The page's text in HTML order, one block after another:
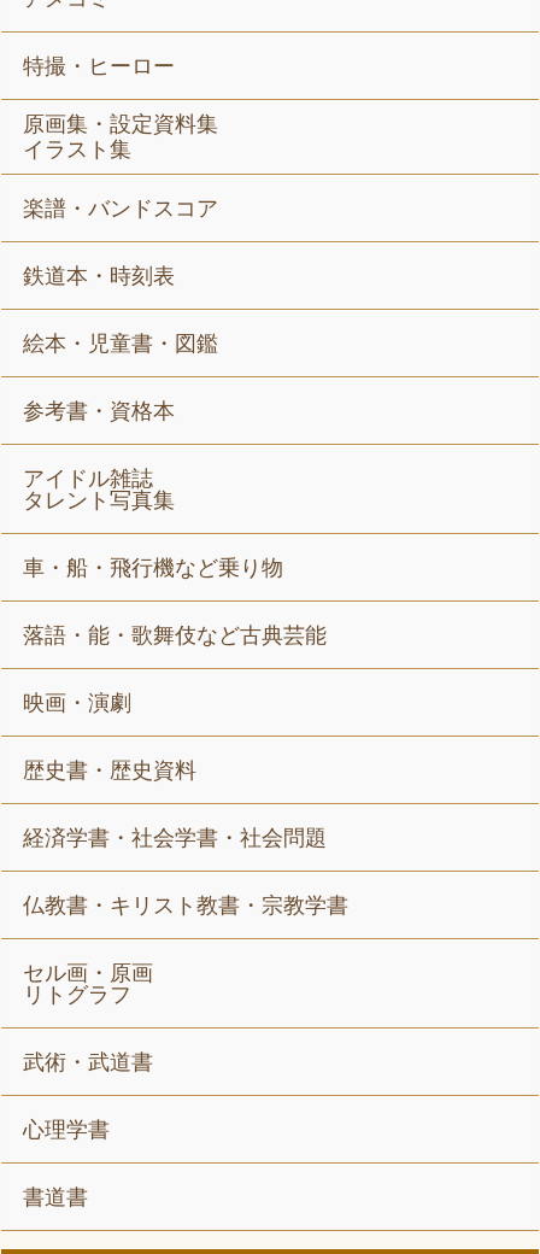
特撮・ヒーロー
原画集・設定資料集
イラスト集
楽譜・バンドスコア
鉄道本・時刻表
絵本・児童書・図鑑
参考書・資格本
アイドル雑誌
タレント写真集
車・船・飛行機など乗り物
落語・能・歌舞伎など古典芸能
映画・演劇
歴史書・歴史資料
経済学書・社会学書・社会問題
仏教書・キリスト教書・宗教学書
セル画・原画
リトグラフ
武術・武道書
心理学書
書道書